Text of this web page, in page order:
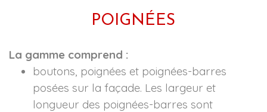
POIGNÉES
La gamme comprend :
boutons, poignées et poignées-barres
posées sur la façade. Les largeur et
longueur des poignées-barres sont